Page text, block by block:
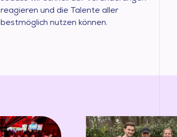
reagieren und die Talente aller
bestmöglich nutzen können.